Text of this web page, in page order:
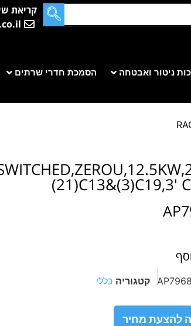
קריאת
ניטור ואבטחה הסמכת חדרי שרתים
(21)C13&(3)C19,3'
קטגוריה כללי
להצעת מחיר